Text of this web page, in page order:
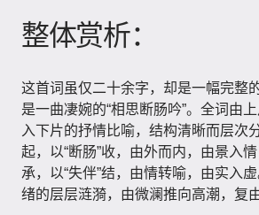
整体赏析：
这首词虽仅二十余字，却是一幅完整
是一曲凄婉的“相思断肠吟”。全词由
入下片的抒情比喻，结构清晰而层次
起，以“断肠”收，由外而内，由景入情
承，以“失伴”结，由情转喻，由实入
绪的层层涟漪，由微澜推向高潮，复